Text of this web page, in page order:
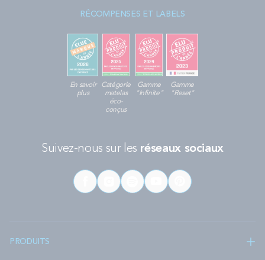
RÉCOMPENSES ET LABELS
En savoir
plus
Catégorie
matelas
éco-
conçus
Gamme
"Infinite"
Gamme
"Reset"
Suivez-nous sur les réseaux sociaux
PRODUITS